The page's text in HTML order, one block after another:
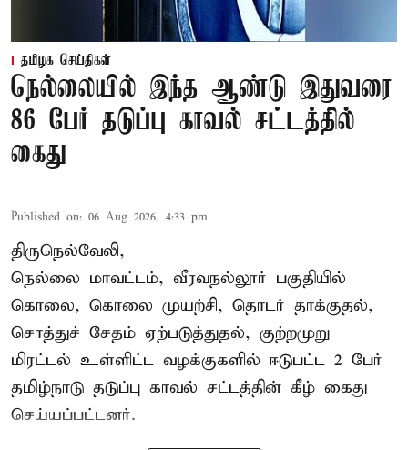
தமிழக செய்திகள்
நெல்லையில் இந்த ஆண்டு இதுவரை
86 பேர் தடுப்பு காவல் சட்டத்தில்
கைது
Published on: 06 Aug 2026, 4:33 pm
திருநெல்வேலி,
நெல்லை மாவட்டம், வீரவநல்லூர் பகுதியில்
கொலை, கொலை முயற்சி, தொடர் தாக்குதல்,
சொத்துச் சேதம் ஏற்படுத்துதல், குற்றமுறு
மிரட்டல் உள்ளிட்ட வழக்குகளில் ஈடுபட்ட 2 பேர்
தமிழ்நாடு தடுப்பு காவல் சட்டத்தின் கீழ் கைது
செய்யப்பட்டனர்.